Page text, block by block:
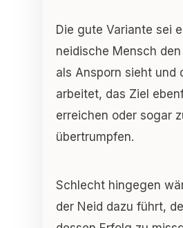
Die gute Variante sei
neidische Mensch
als Ansporn sieht und
arbeitet, das Ziel
erreichen oder sogar
übertrumpfen.
Schlecht hingegen
der Neid dazu führt,